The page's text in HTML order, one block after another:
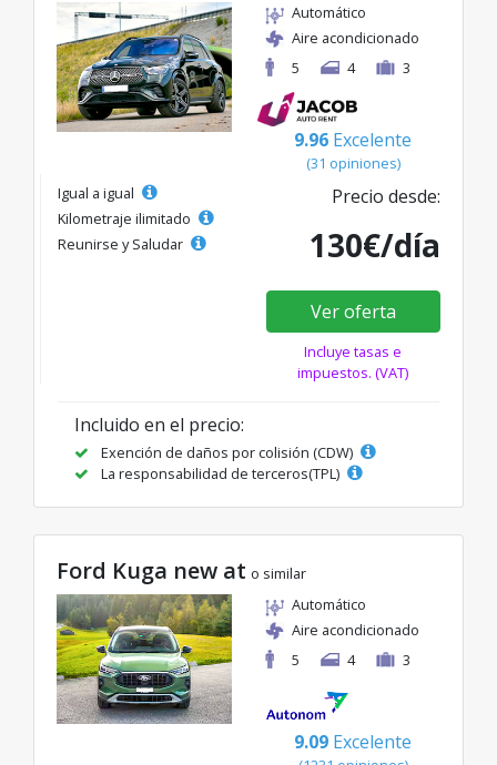
Automático
Aire acondicionado
5
4 3
9.96 Excelente
(31 opiniones)
Igual a igual
Kilometraje ilimitado
Reunirse y Saludar
Precio desde:
130€/día
Ver oferta
Incluye tasas e
impuestos. (VAT)
Incluido en el precio:
Exención de daños por colisión (CDW)
La responsabilidad de terceros(TPL)
Ford Kuga new at o similar
Automático
Aire acondicionado
5
4 3
9.09 Excelente